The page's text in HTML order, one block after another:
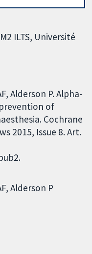
ILTS, Université
Alderson P. Alpha-
of
Cochrane
2015, Issue 8. Art.
Alderson P